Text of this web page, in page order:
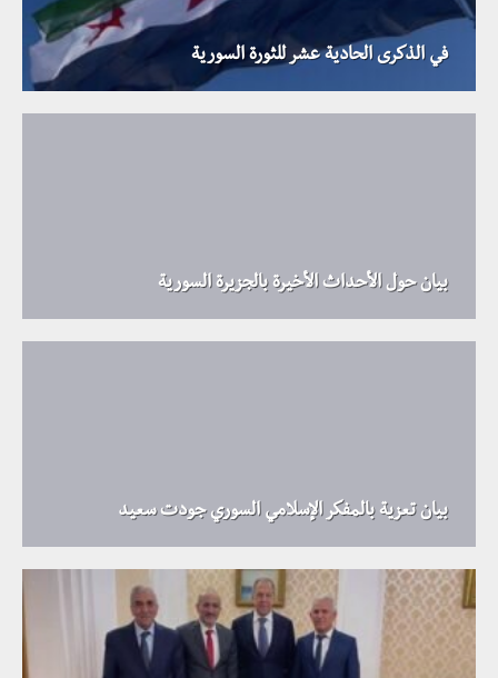
في الذكرى الحادية عشر للثورة السورية
بيان حول الأحداث الأخيرة بالجزيرة السورية
بيان تعزية بالمفكر الإسلامي السوري جودت سعيد